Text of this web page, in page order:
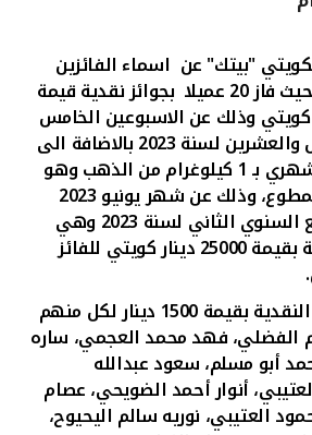
الصرف الآلي
"بيتك" عن اسماء الفائزين
فاز20عميلا بجوائز نقدية قيمة
وذلك عن الاسبوعين الخامس
والعشرين والسادس والعشرين لسنة 2023 بالاضافة الى
الاعلان عن الفائز الشهري بـ 1 كيلوغرام من الذهب وهو
وذلك عن شهر يونيو 2023
والفائز بالسحب الربع السنوي الثاني لسنة 2023 وهي
بقيمة25000دينار كويتي للفائز
والفائزون بالجائزة النقدية بقيمة 1500 دينار لكل منهم
الفضلي،فهد محمد العجمي، ساره
أبو مسلم، سعود عبدالله
أنوار أحمد الضويحي، عصام
العتيبي، نوريه سالم اليحيوح،